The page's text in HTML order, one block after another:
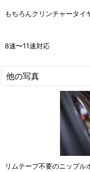
もちろんクリンチャータイ
8速〜11速対応
他の写真
リムテープ不要のニップル